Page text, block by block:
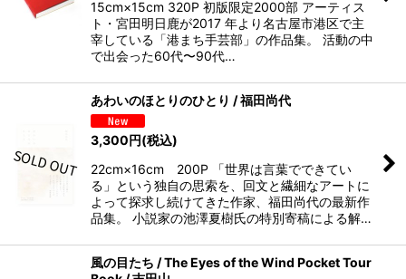
15cm×15cm 320P 初版限定2000部 アーティス
ト・宮田明日鹿が2017 年より名古屋市港区で主
宰している「港まち手芸部」の作品集。 活動の中
で出会った60代〜90代…
あわいのほとりのひとり / 福田尚代
3,300円(税込)
22cm×16cm 200P 「世界は言葉でできてい
る」という独自の思索を、回文と繊細なアートに
よって探求し続けてきた作家、福田尚代の最新作
品集。 小説家の池澤夏樹氏の特別寄稿による解…
風の目たち / The Eyes of the Wind Pocket Tour